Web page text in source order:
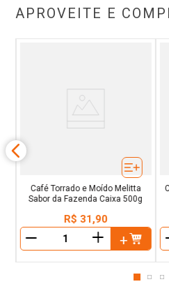
APROVEITE E
Café Torrado e Moído Melitta
Sabor da Fazenda Caixa 500g
R$ 31,90
＋